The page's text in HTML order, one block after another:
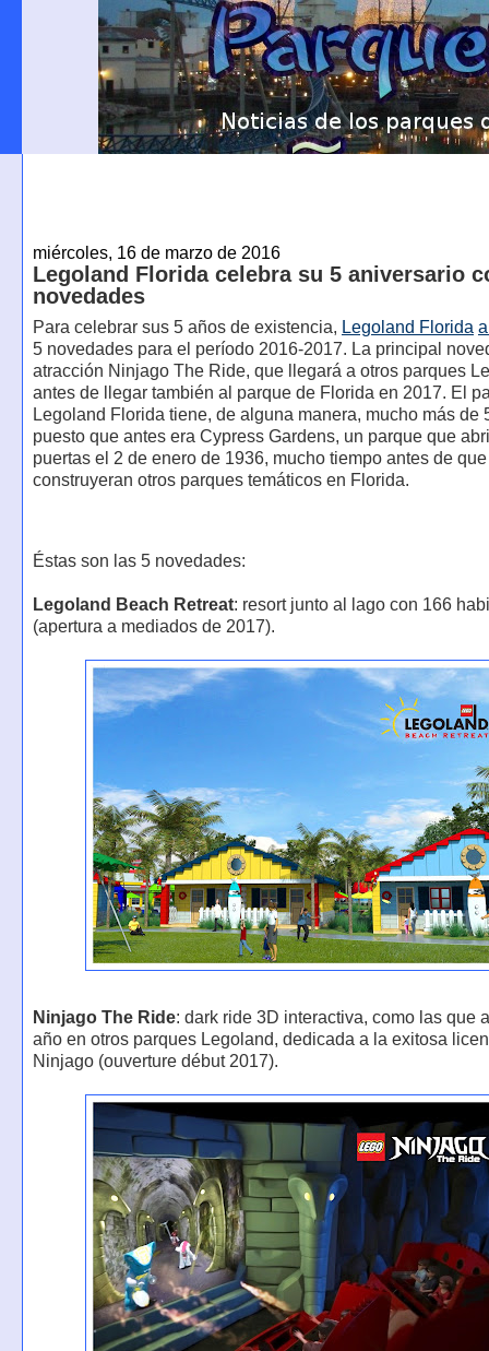
miércoles, 16 de marzo de 2016
Legoland Florida celebra su 5 aniversario
novedades
Para celebrar sus 5 años de existencia, Legoland Florida
5 novedades para el período 2016-2017. La principal
atracción Ninjago The Ride, que llegará a otros parques
antes de llegar también al parque de Florida en 2017. El
Legoland Florida tiene, de alguna manera, mucho más de
puesto que antes era Cypress Gardens, un parque que
puertas el 2 de enero de 1936, mucho tiempo antes de
construyeran otros parques temáticos en Florida.
Éstas son las 5 novedades:
Legoland Beach Retreat: resort junto al lago con 166
(apertura a mediados de 2017).
Ninjago The Ride: dark ride 3D interactiva, como las que
año en otros parques Legoland, dedicada a la exitosa
Ninjago (ouverture début 2017).